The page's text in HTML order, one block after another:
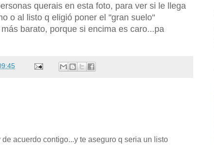
querais en esta foto, para ver si le llega
o al listo q eligió poner el "gran suelo"
barato, porque si encima es caro...pa
acuerdo contigo...y te aseguro q seria un listo